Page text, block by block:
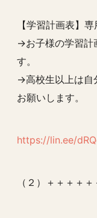
【学習計画表】
→お子様の学習計
す。
→高校生以上は自
お願いします。
https://lin.ee/
（２）＋＋＋＋